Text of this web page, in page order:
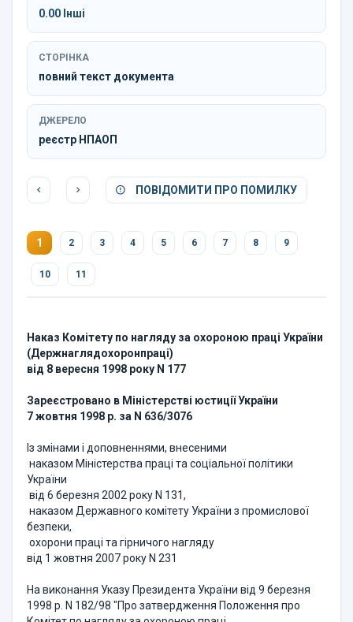
0.00 Інші
СТОРІНКА
повний текст документа
ДЖЕРЕЛО
реєстр НПАОП
ПОВІДОМИТИ ПРО ПОМИЛКУ
1 2 3 4 5 6 7 8 9
10 11
Наказ Комітету по нагляду за охороною праці України
(Держнаглядохоронпраці)
від 8 вересня 1998 року N 177
Зареєстровано в Міністерстві юстиції України
7 жовтня 1998 р. за N 636/3076
Із змінами і доповненнями, внесеними
наказом Міністерства праці та соціальної політики
України
від 6 березня 2002 року N 131,
наказом Державного комітету України з промислової
безпеки,
охорони праці та гірничого нагляду
від 1 жовтня 2007 року N 231
На виконання Указу Президента України від 9 березня
1998 р. N 182/98 "Про затвердження Положення про